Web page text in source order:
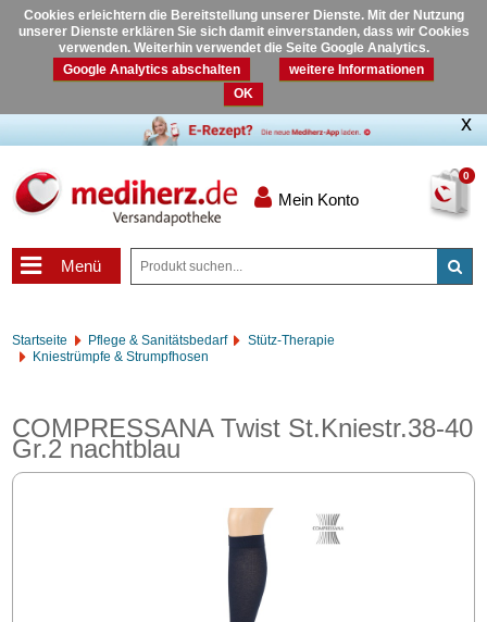
Cookies erleichtern die Bereitstellung unserer Dienste. Mit der Nutzung
unserer Dienste erklären Sie sich damit einverstanden, dass wir Cookies
verwenden. Weiterhin verwendet die Seite Google Analytics.
Google Analytics abschalten
weitere Informationen
OK
0
Mein Konto
Menü
Startseite Pflege & Sanitätsbedarf
Stütz-Therapie
Kniestrümpfe & Strumpfhosen
COMPRESSANA Twist St.Kniestr.38-40
Gr.2 nachtblau